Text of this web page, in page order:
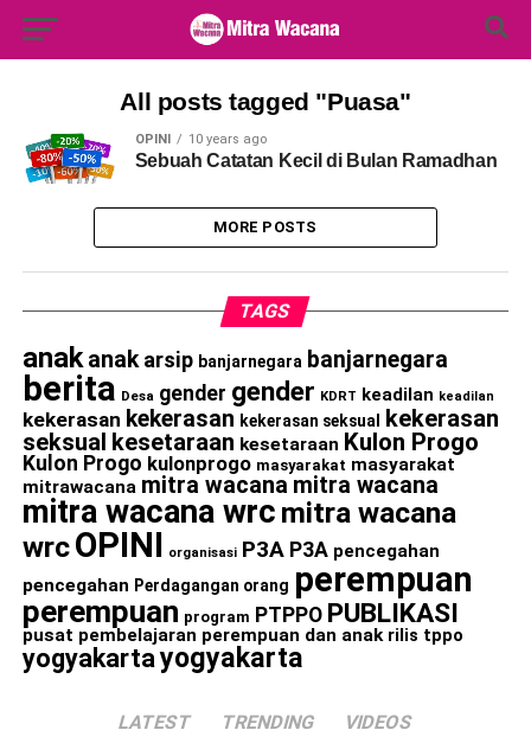
for:
All posts tagged "Puasa"
OPINI 10 years ago
Sebuah Catatan Kecil di Bulan Ramadhan
MORE POSTS
TAGS
anak anak arsip banjarnegara banjarnegara
berita Desa gender gender KDRT keadilan keadilan
kekerasan kekerasan kekerasan seksual
kekerasan
seksual kesetaraan kesetaraan Kulon Progo
Kulon Progo kulonprogo masyarakat masyarakat
mitrawacana mitra wacana mitra wacana
mitra wacana wrc mitra wacana
wrcOPINI organisasi P3A P3A pencegahan
pencegahan Perdagangan orang perempuan
perempuan program PTPPO PUBLIKASI
pusat pembelajaran perempuan dan anak rilis tppo
yogyakartayogyakarta
LATEST TRENDING VIDEOS